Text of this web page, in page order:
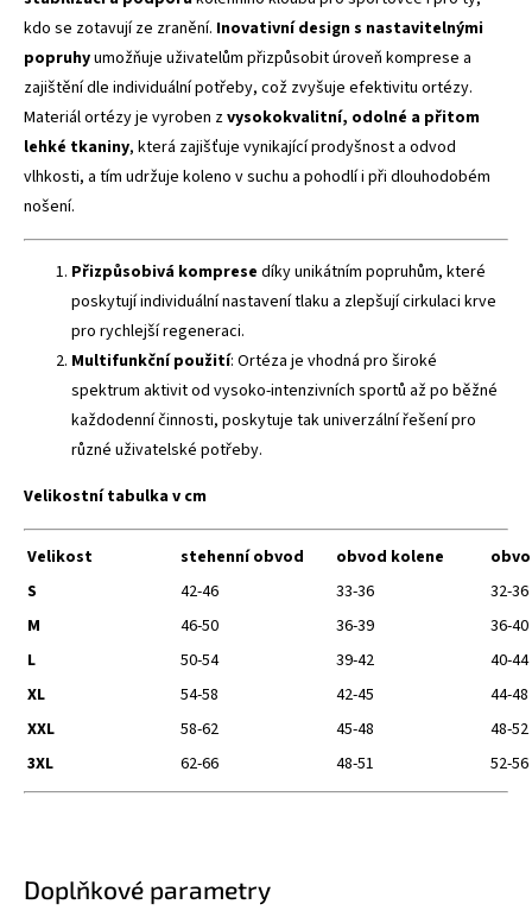
kdo se zotavují ze zranění. Inovativní design s nastavitelnými
popruhyumožňuje uživatelům přizpůsobit úroveň komprese a
zajištění dle individuální potřeby, což zvyšuje efektivitu ortézy.
Materiál ortézy je vyroben zvysokokvalitní, odolné a přitom
lehké tkaniny, která zajišťuje vynikající prodyšnost a odvod
vlhkosti, a tím udržuje koleno v suchu a pohodlí i při dlouhodobém
nošení.
Přizpůsobivá komprese díky unikátním popruhům, které
poskytují individuální nastavení tlaku a zlepšují cirkulaci krve
pro rychlejší regeneraci.
Multifunkční použití: Ortéza je vhodná pro široké
spektrum aktivit od vysoko-intenzivních sportů až po běžné
každodenní činnosti, poskytuje tak univerzální řešení pro
různé uživatelské potřeby.
Velikostní tabulka v cm
Velikost stehenní obvod obvod kolene
S
42-46 33-36
32-36
M
46-50 36-39
36-40
L
50-54 39-42
40-44
XL
54-58 42-45
44-48
XXL
58-62 45-48
48-52
3XL
62-66 48-51 52-56
Doplňkové parametry